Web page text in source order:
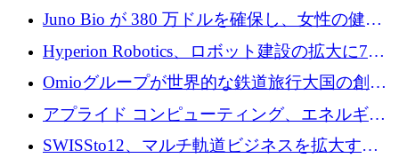
の契約で買収、99か国にまたがるプラットフ
ォームを構築
Juno Bio が 380 万ドルを確保し、女性の健康
専用の初のシーケンスラボを開設
Hyperion Robotics、ロボット建設の拡大に740
万ドルを確保
Omioグループが世界的な鉄道旅行大国の創設
を目指してRail Europeを買収
アプライド コンピューティング、エネルギー
向け基盤 AI の拡張に 2,000 万ドルを調達
SWISSto12、マルチ軌道ビジネスを拡大する